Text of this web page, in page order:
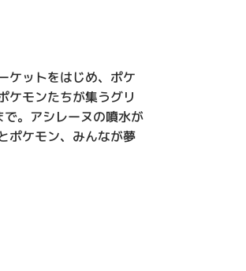
ケットをはじめ、ポケ
ケモンたちが集うグリ
。アシレーヌの噴水が
ポケモン、みんなが夢